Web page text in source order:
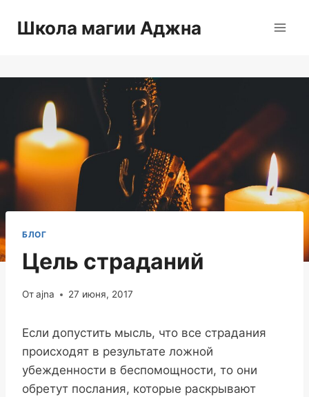
Школа магии Аджна
БЛОГ
Цель страданий
Отajna 27 июня, 2017
Если допустить мысль, что все страдания
происходят в результате ложной
убежденности в беспомощности, то они
обретут послания, которые раскрывают